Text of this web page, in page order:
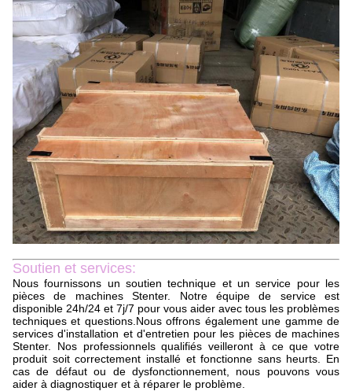
Soutien et services:
Nous fournissons un soutien technique et un service pour les
pièces de machines Stenter. Notre équipe de service est
disponible 24h/24 et 7j/7 pour vous aider avec tous les problèmes
techniques et questions.Nous offrons également une gamme de
services d'installation et d'entretien pour les pièces de machines
Stenter. Nos professionnels qualifiés veilleront à ce que votre
produit soit correctement installé et fonctionne sans heurts. En
cas de défaut ou de dysfonctionnement, nous pouvons vous
aider à diagnostiquer et à réparer le problème.